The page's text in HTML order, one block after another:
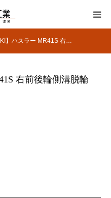
】ハスラー MR41S 右…
右前後輪側溝脱輪